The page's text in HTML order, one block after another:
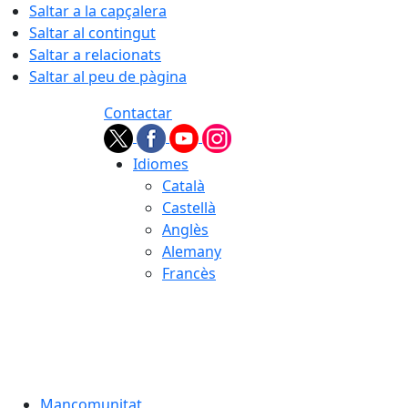
Saltar a la capçalera
Saltar al contingut
Saltar a relacionats
Saltar al peu de pàgina
Contactar
Idiomes
Català
Castellà
Anglès
Alemany
Francès